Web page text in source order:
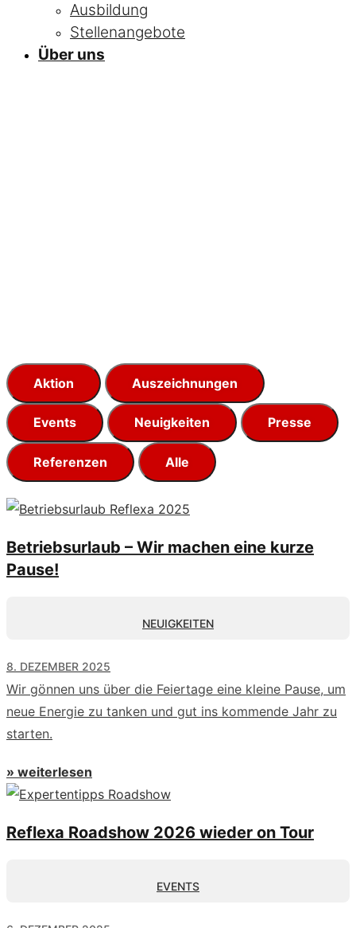
Ausbildung
Stellenangebote
Über uns
Aktion Auszeichnungen
Events Neuigkeiten Presse
Referenzen Alle
Betriebsurlaub – Wir machen eine kurze
Pause!
NEUIGKEITEN
8. DEZEMBER 2025
Wir gönnen uns über die Feiertage eine kleine Pause, um
neue Energie zu tanken und gut ins kommende Jahr zu
starten.
» weiterlesen
Reflexa Roadshow 2026 wieder on Tour
EVENTS